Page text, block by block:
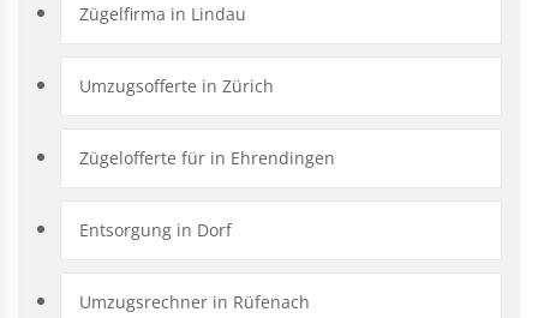
Zügelfirma in Lindau
Umzugsofferte in Zürich
Zügelofferte für in Ehrendingen
Entsorgung in Dorf
Umzugsrechner in Rüfenach